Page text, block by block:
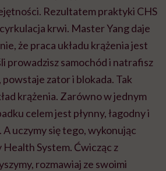
Rezultatem praktyki CHS
krwi. Master Yang daje
że praca układu krążenia jest
prowadzisz samochód i natrafisz
zator i blokada. Tak
krążenia. Zarówno w jednym
celem jest płynny, łagodny i
uczymy się tego, wykonując
System. Ćwicząc z
rozmawiaj ze swoimi